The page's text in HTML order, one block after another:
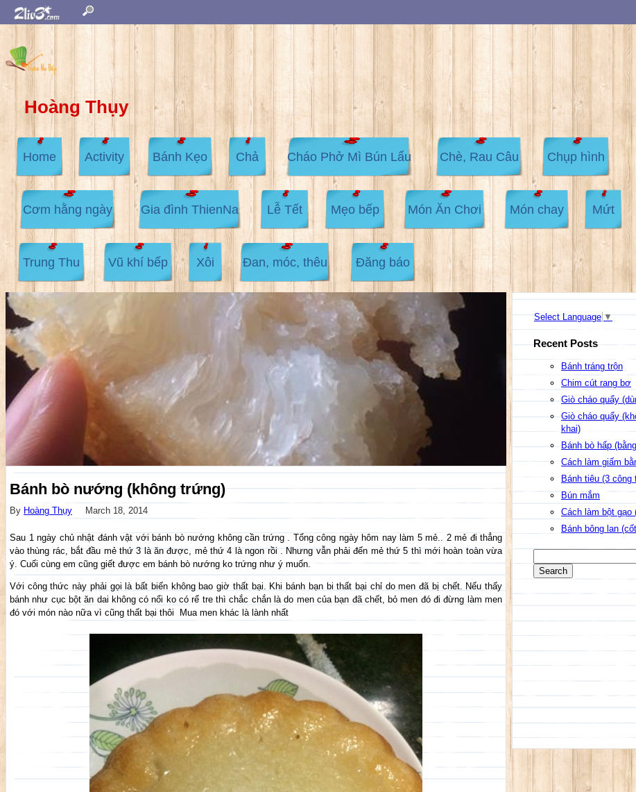
Hoàng Thụy
Home Activity Bánh Kẹo Chả Cháo Phở Mì Bún Lẩu Chè, Rau Câu Chụp hình
Cơm hằng ngày Gia đình ThienNa Lễ Tết Mẹo bếp Món Ăn Chơi Món chay Mứt
Trung Thu Vũ khí bếp Xôi Đan, móc, thêu Đăng báo
Select Language ▼
Recent Posts
Bánh tráng trộn
Chim cút rang bơ
Giò cháo quẩy
Giò cháo quẩy
khai)
Bánh bò hấp
Cách làm giấm
Bánh tiêu (3 công
Bún mắm
Cách làm bột gạo
Bánh bông lan
Bánh bò nướng (không trứng)
By Hoàng Thụy March 18, 2014
Sau 1 ngày chủ nhật đánh vật với bánh bò nướng không cần trứng . Tổng công ngày hôm nay làm 5 mẻ.. 2 mẻ đi thẳng
vào thùng rác, bắt đầu mẻ thứ 3 là ăn được, mẻ thứ 4 là ngon rồi . Nhưng vẫn phải đến mẻ thứ 5 thì mới hoàn toàn vừa
ý. Cuối cùng em cũng giết được em bánh bò nướng ko trứng như ý muốn.
Với công thức này phải gọi là bất biến không bao giờ thất bại. Khi bánh bạn bi thất bại chỉ do men đã bị chết. Nếu thấy
bánh như cục bột ăn dai không có nổi ko có rể tre thì chắc chắn là do men của bạn đã chết, bỏ men đó đi đừng làm men
đó với món nào nữa vì cũng thất bại thôi
Mua men khác là lành nhất